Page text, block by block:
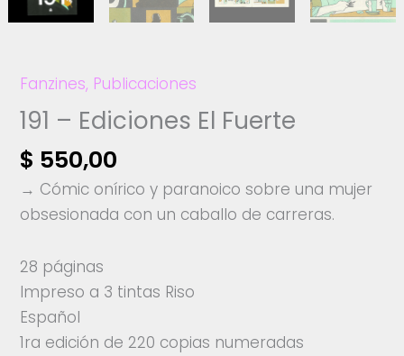
Fanzines, Publicaciones
191 – Ediciones El Fuerte
$ 550,00
→ Cómic onírico y paranoico sobre una mujer
obsesionada con un caballo de carreras.
28 páginas
Impreso a 3 tintas Riso
Español
1ra edición de 220 copias numeradas